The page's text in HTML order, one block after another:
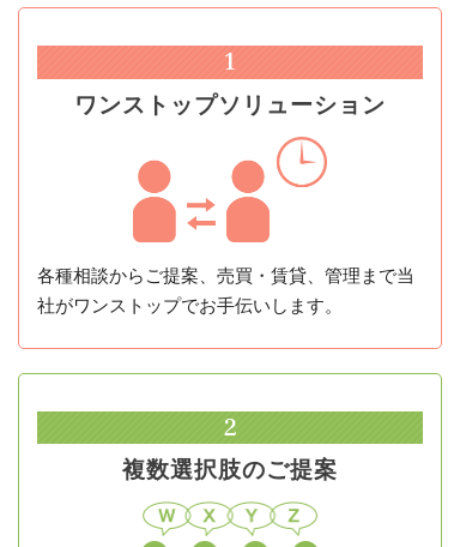
1
ワンストップソリューション
各種相談からご提案、売買・賃貸、管理まで当
社がワンストップでお手伝いします。
2
複数選択肢のご提案